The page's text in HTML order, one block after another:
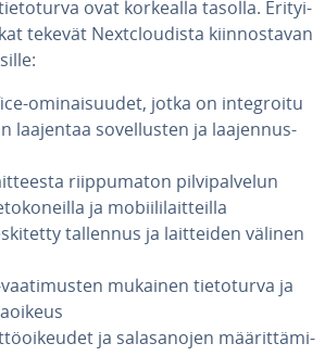
ovat korkealla tasolla. Eri­tyi­
tekevät Nextclou­dis­ta kiin­nos­ta­van
omi­nai­suu­det, jotka on in­tegroi­tu
laajentaa so­vel­lus­ten ja laa­jen­nus­
riip­pu­ma­ton pil­vi­pal­ve­lun
ja mo­bii­li­lait­teil­la
tallennus ja lait­tei­den välinen
vaa­ti­mus­ten mukainen tie­to­tur­va ja
ja sa­la­sa­no­jen mää­rit­tä­mi­